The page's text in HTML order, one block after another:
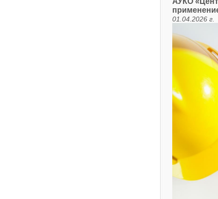
01.04.2026 г.